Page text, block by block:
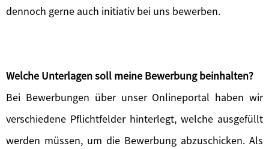
dennoch gerne auch initiativ bei uns bewerben.
Welche Unterlagen soll meine Bewerbung beinhalten?
Bei Bewerbungen über unser Onlineportal haben wir
verschiedene Pflichtfelder hinterlegt, welche ausgefüllt
werden müssen, um die Bewerbung abzuschicken. Als